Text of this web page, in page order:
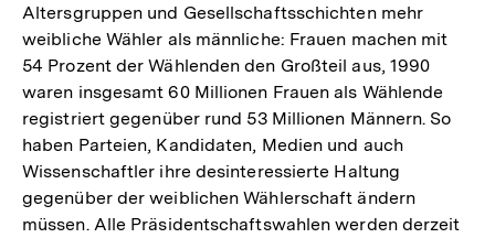
der
Fußnote
Altersgruppen und Gesellschaftsschichten mehr
weibliche Wähler als männliche: Frauen machen mit
54 Prozent der Wählenden den Großteil aus, 1990
waren insgesamt 60 Millionen Frauen als Wählende
registriert gegenüber rund 53 Millionen Männern. So
haben Parteien, Kandidaten, Medien und auch
Wissenschaftler ihre desinteressierte Haltung
gegenüber der weiblichen Wählerschaft ändern
müssen. Alle Präsidentschaftswahlen werden derzeit